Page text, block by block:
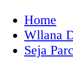
Home
Wllana
Seja